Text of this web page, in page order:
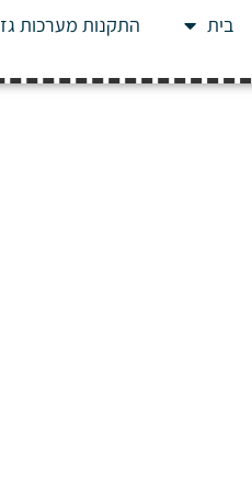
בית התקנות מערכות גז